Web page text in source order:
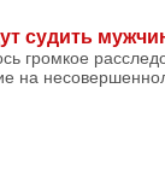
судить
громкое